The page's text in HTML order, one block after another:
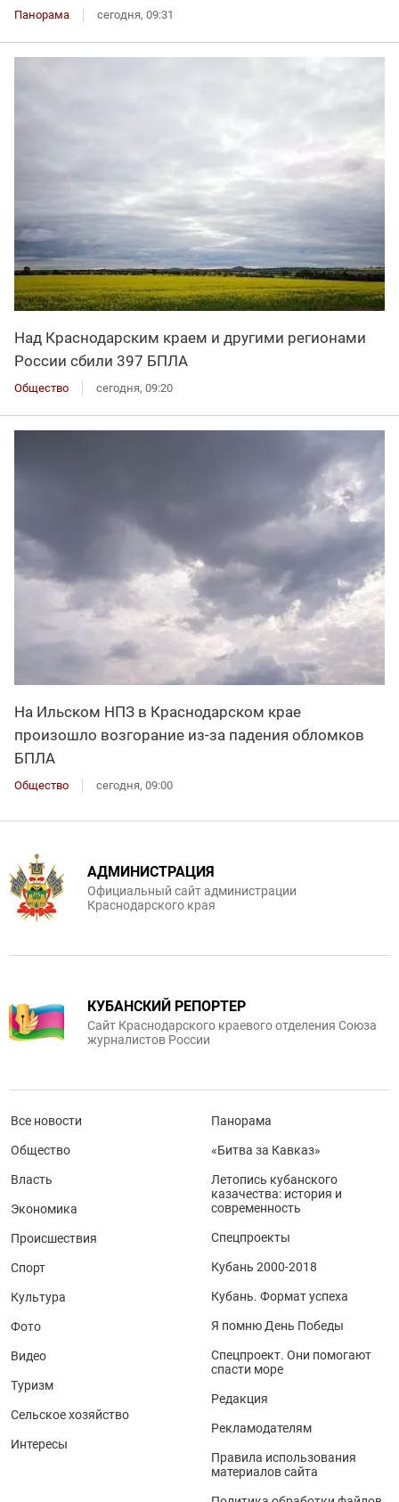
Панорама сегодня, 09:31
Над Краснодарским краем и другими регионами
России сбили 397 БПЛА
Общество сегодня, 09:20
На Ильском НПЗ в Краснодарском крае
произошло возгорание из-за падения обломков
БПЛА
Общество сегодня, 09:00
АДМИНИСТРАЦИЯ
Официальный сайт администрации
Краснодарского края
КУБАНСКИЙ РЕПОРТЕР
Сайт Краснодарского краевого отделения Союза
журналистов России
Все новости
Общество
Власть
Экономика
Происшествия
Спорт
Культура
Фото
Видео
Туризм
Сельское хозяйство
Интересы
Панорама
«Битва за Кавказ»
Летопись кубанского
казачества: история и
современность
Спецпроекты
Кубань 2000-2018
Кубань. Формат успеха
Я помню День Победы
Спецпроект. Они помогают
спасти море
Редакция
Рекламодателям
Правила использования
материалов сайта